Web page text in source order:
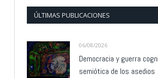
ÚLTIMAS PUBLICACIONES
06/08/2026
Democracia y guerra
semiótica de los asedios